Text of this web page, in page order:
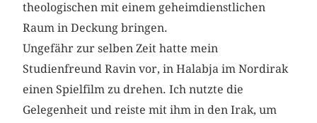
theologischen mit einem geheimdienstlichen
Raum in Deckung bringen.
Ungefähr zur selben Zeit hatte mein
Studienfreund Ravin vor, in Halabja im Nordirak
einen Spielfilm zu drehen. Ich nutzte die
Gelegenheit und reiste mit ihm in den Irak, um